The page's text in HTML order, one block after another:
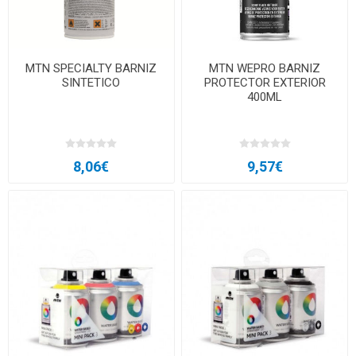
MTN SPECIALTY BARNIZ
SINTETICO
8,06€
MTN WEPRO BARNIZ
PROTECTOR EXTERIOR
400ML
9,57€